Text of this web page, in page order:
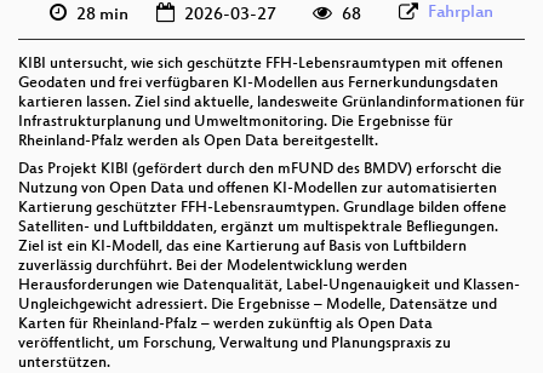
28 min 2026-03-27 68 Fahrplan
KIBI untersucht, wie sich geschützte FFH-Lebensraumtypen mit offenen
Geodaten und frei verfügbaren KI-Modellen aus Fernerkundungsdaten
kartieren lassen. Ziel sind aktuelle, landesweite Grünlandinformationen für
Infrastrukturplanung und Umweltmonitoring. Die Ergebnisse für
Rheinland-Pfalz werden als Open Data bereitgestellt.
Das Projekt KIBI (gefördert durch den mFUND des BMDV) erforscht die
Nutzung von Open Data und offenen KI-Modellen zur automatisierten
Kartierung geschützter FFH-Lebensraumtypen. Grundlage bilden offene
Satelliten- und Luftbilddaten, ergänzt um multispektrale Befliegungen.
Ziel ist ein KI-Modell, das eine Kartierung auf Basis von Luftbildern
zuverlässig durchführt. Bei der Modelentwicklung werden
Herausforderungen wie Datenqualität, Label-Ungenauigkeit und Klassen-
Ungleichgewicht adressiert. Die Ergebnisse – Modelle, Datensätze und
Karten für Rheinland-Pfalz – werden zukünftig als Open Data
veröffentlicht, um Forschung, Verwaltung und Planungspraxis zu
unterstützen.